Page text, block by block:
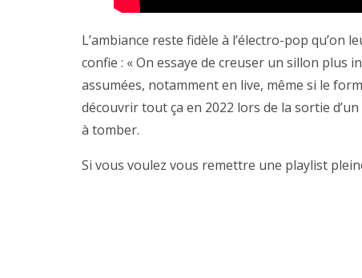
L’ambiance reste fidèle à l’électro-pop
confie : « On essaye de creuser un sillon plus
assumées, notamment en live, même si le
découvrir tout ça en 2022 lors de la sortie
à tomber.
Si vous voulez vous remettre une playlist